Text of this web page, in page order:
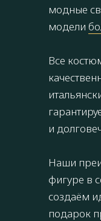
модные
модели
Все
и
Наши
фигуре в
создаём
подарок